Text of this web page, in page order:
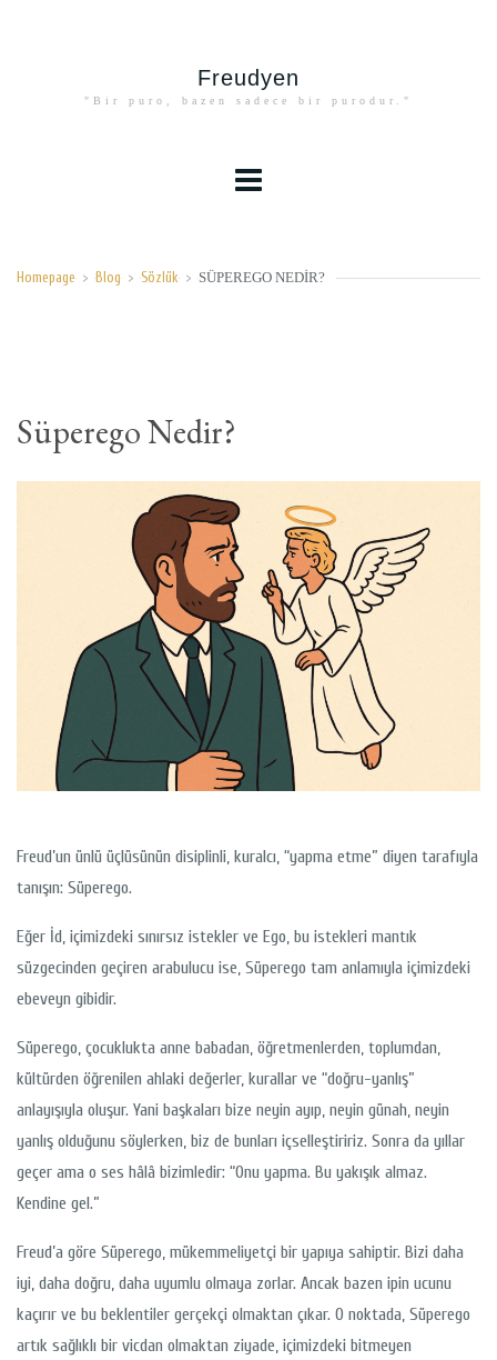
Freudyen
"Bir puro, bazen sadece bir purodur."
Homepage > Blog > Sözlük > SÜPEREGO NEDIR?
Süperego Nedir?
Freud’un ünlü üçlüsünün disiplinli, kuralcı, “yapma etme” diyen tarafıyla
tanışın: Süperego.
Eğer İd, içimizdeki sınırsız istekler ve Ego, bu istekleri mantık
süzgecinden geçiren arabulucu ise, Süperego tam anlamıyla içimizdeki
ebeveyn gibidir.
Süperego, çocuklukta anne babadan, öğretmenlerden, toplumdan,
kültürden öğrenilen ahlaki değerler, kurallar ve “doğru-yanlış”
anlayışıyla oluşur. Yani başkaları bize neyin ayıp, neyin günah, neyin
yanlış olduğunu söylerken, biz de bunları içselleştiririz. Sonra da yıllar
geçer ama o ses hâlâ bizimledir: “Onu yapma. Bu yakışık almaz.
Kendine gel.”
Freud’a göre Süperego, mükemmeliyetçi bir yapıya sahiptir. Bizi daha
iyi, daha doğru, daha uyumlu olmaya zorlar. Ancak bazen ipin ucunu
kaçırır ve bu beklentiler gerçekçi olmaktan çıkar. O noktada, Süperego
artık sağlıklı bir vicdan olmaktan ziyade, içimizdeki bitmeyen